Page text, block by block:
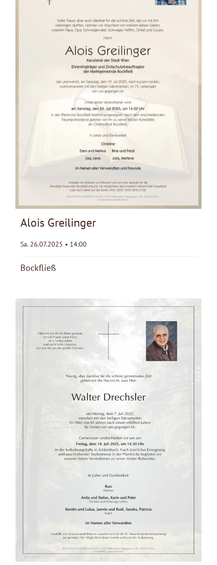
Alois Greilinger
Sa. 26.07.2025 • 14:00
Bockfließ